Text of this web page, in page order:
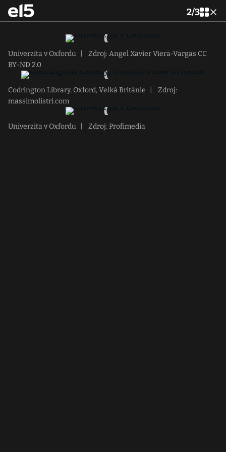
2/3
Univerzita v Oxfordu
Zdroj: Angel Xavier Viera-Vargas CC
BY-ND 2.0
Codrington Library, Oxford, Velká Británie
Zdroj:
massimolistri.com
Univerzita v Oxfordu Zdroj: Profimedia